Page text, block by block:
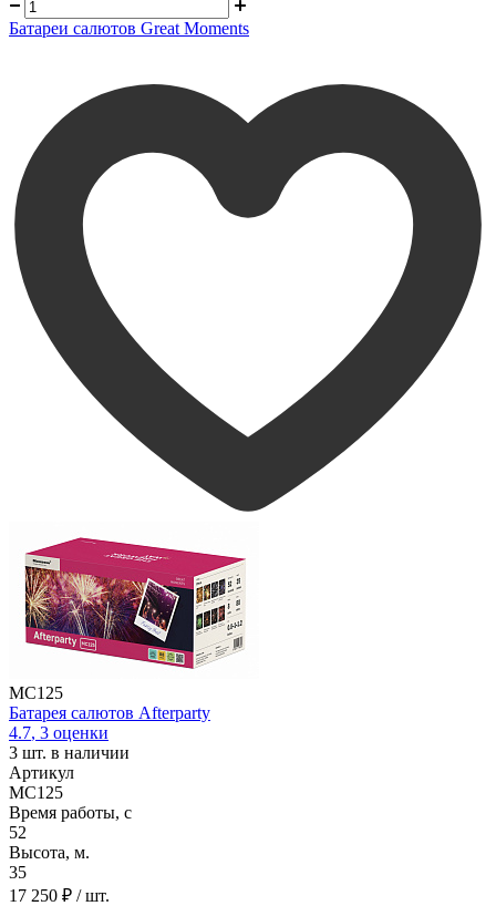
Батареи салютов Great Moments
MC125
Батарея салютов Afterparty
4.7, 3 оценки
3 шт. в наличии
Артикул
MC125
Время работы, с
52
Высота, м.
35
17 250 ₽ / шт.